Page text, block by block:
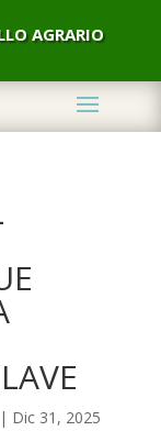
AGRARIO
| Dic 31, 2025